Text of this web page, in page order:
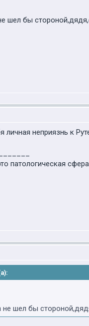
шел бы
личная неприязнь к
патологическая
не шел бы